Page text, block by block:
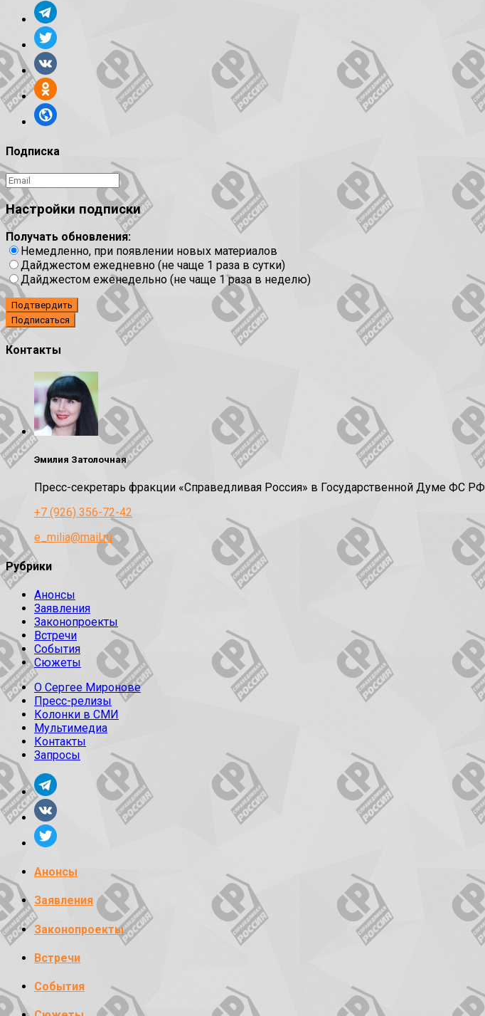
Подписка
Настройки подписки
Получать обновления:
Немедленно, при появлении новых материалов
Дайджестом ежедневно (не чаще 1 раза в сутки)
Дайджестом еженедельно (не чаще 1 раза в неделю)
Подтвердить
Контакты
Эмилия Затолочная
Пресс-секретарь фракции «Справедливая Россия» в Государственной Думе ФС РФ
+7 (926) 356-72-42
e_milia@mail.ru
Рубрики
Анонсы
Заявления
Законопроекты
Встречи
События
Сюжеты
О Сергее Миронове
Пресс-релизы
Колонки в СМИ
Мультимедиа
Контакты
Запросы
Анонсы
Заявления
Законопроекты
Встречи
События